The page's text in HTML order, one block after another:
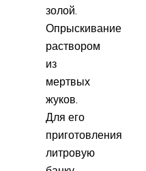
золой.
Опрыскивание
раствором
из
мертвых
жуков.
Для его
приготовления
литровую